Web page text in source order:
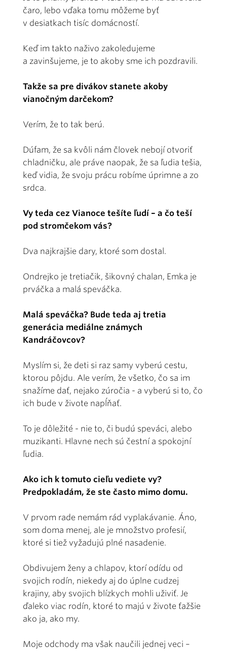
čaro, lebo vďaka tomu môžeme byť
v desiatkach tisíc domácností.
Keď im takto naživo zakoledujeme
a zavinšujeme, je to akoby sme ich pozdravili.
Takže sa pre divákov stanete akoby
vianočným darčekom?
Verím, že to tak berú.
Dúfam, že sa kvôli nám človek nebojí otvoriť
chladničku, ale práve naopak, že sa ľudia tešia,
keď vidia, že svoju prácu robíme úprimne a zo
srdca.
Vy teda cez Vianoce tešíte ľudí – a čo teší
pod stromčekom vás?
Dva najkrajšie dary, ktoré som dostal.
Ondrejko je tretiačik, šikovný chalan, Emka je
prváčka a malá speváčka.
Malá speváčka? Bude teda aj tretia
generácia mediálne známych
Kandráčovcov?
Myslím si, že deti si raz samy vyberú cestu,
ktorou pôjdu. Ale verím, že všetko, čo sa im
snažíme dať, nejako zúročia - a vyberú si to, čo
ich bude v živote napĺňať.
To je dôležité - nie to, či budú speváci, alebo
muzikanti. Hlavne nech sú čestní a spokojní
ľudia.
Ako ich k tomuto cieľu vediete vy?
Predpokladám, že ste často mimo domu.
V prvom rade nemám rád vyplakávanie. Áno,
som doma menej, ale je množstvo profesií,
ktoré si tiež vyžadujú plné nasadenie.
Obdivujem ženy a chlapov, ktorí odídu od
svojich rodín, niekedy aj do úplne cudzej
krajiny, aby svojich blízkych mohli uživiť. Je
ďaleko viac rodín, ktoré to majú v živote ťažšie
ako ja, ako my.
Moje odchody ma však naučili jednej veci –